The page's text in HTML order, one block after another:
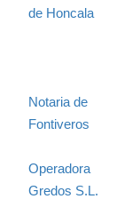
de Honcala
Notaria de
Fontiveros
Operadora
Gredos S.L.